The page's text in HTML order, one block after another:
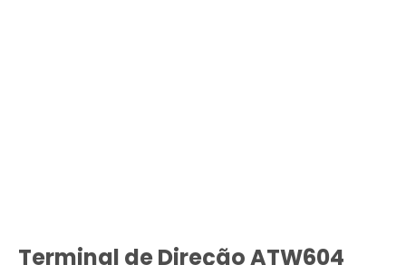
Terminal de Direção ATW604